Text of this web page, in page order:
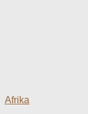
Afrika